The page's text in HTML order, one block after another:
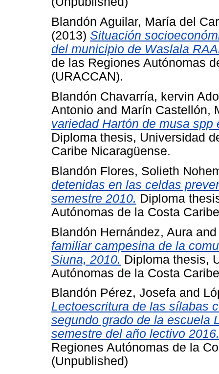
Blandón Aguilar, María del
(2013) Situación
del municipio de Waslala
de las Regiones Autónomas
(URACCAN).
Blandón Chavarría, kervin
Antonio and Marín Castellón,
variedad Hartón de musa
Diploma thesis, Universidad
Caribe Nicaragüense.
Blandón Flores, Solieth
detenidas en las celdas
semestre 2010. Diploma
Autónomas de la Costa
Blandón Hernández, Aura
familiar campesina de la
Siuna, 2010. Diploma thesis,
Autónomas de la Costa
Blandón Pérez, Josefa and
Lectoescritura de las sílabas
segundo grado de la escuela
semestre del año lectivo 2016.
Regiones Autónomas de la
(Unpublished)